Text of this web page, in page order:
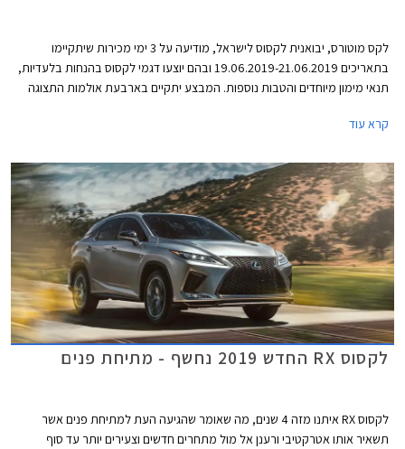
לקס מוטורס, יבואנית לקסוס לישראל, מודיעה על 3 ימי מכירות שיתקיימו
בתאריכים 19.06.2019-21.06.2019 ובהם יוצעו דגמי לקסוס בהנחות בלעדיות,
תנאי מימון מיוחדים והטבות נוספות. המבצע יתקיים בארבעת אולמות התצוגה
קרא עוד
לקסוס RX החדש 2019 נחשף - מתיחת פנים
לקסוס RX איתנו מזה 4 שנים, מה שאומר שהגיעה העת למתיחת פנים אשר
תשאיר אותו אטרקטיבי ורענן אל מול מתחרים חדשים וצעירים יותר עד סוף